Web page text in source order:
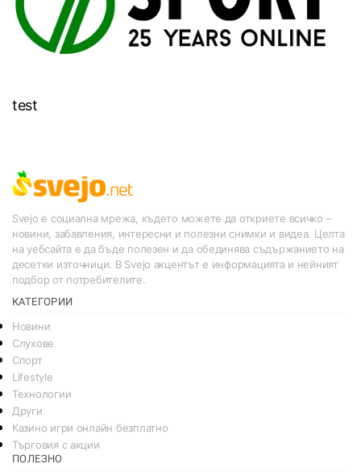
test
Svejo е социална мрежа, където можете да откриете всичко –
новини, забавления, интересни и полезни снимки и видеа. Целта
на уебсайта е да бъде полезен и да обединява съдържанието на
десетки източници. В Svejo акцентът е информацията и нейният
подбор от потребителите.
КАТЕГОРИИ
Новини
Слухове
Спорт
Lifestyle
Технологии
Други
Казино игри онлайн безплатно
Търговия с акции
ПОЛЕЗНО